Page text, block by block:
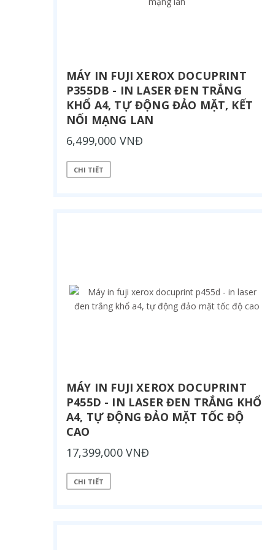
MÁY IN FUJI XEROX DOCUPRINT
P355DB - IN LASER ĐEN TRẮNG
KHỔ A4, TỰ ĐỘNG ĐẢO MẶT, KẾT
NỐI MẠNG LAN
6,499,000 VNĐ
CHI TIẾT
MÁY IN FUJI XEROX DOCUPRINT
P455D - IN LASER ĐEN TRẮNG KHỔ
A4, TỰ ĐỘNG ĐẢO MẶT TỐC ĐỘ
CAO
17,399,000 VNĐ
CHI TIẾT